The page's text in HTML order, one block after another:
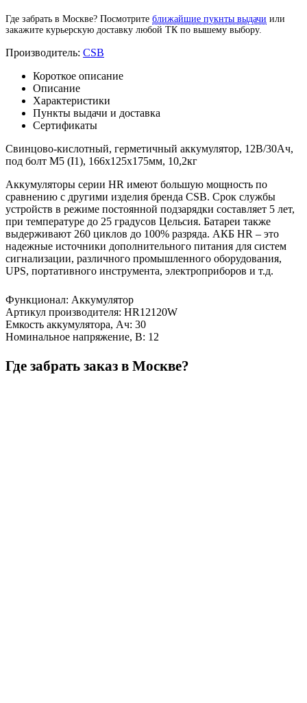
Где забрать в Москве? Посмотрите ближайшие пукнты выдачи или
закажите курьерскую доставку любой ТК по вышему выбору.
Производитель: CSB
Короткое описание
Описание
Характеристики
Пункты выдачи и доставка
Сертификаты
Свинцово-кислотный, герметичный аккумулятор, 12В/30Ач,
под болт М5 (I1), 166х125х175мм, 10,2кг
Аккумуляторы серии HR имеют большую мощность по
сравнению с другими изделия бренда CSB. Срок службы
устройств в режиме постоянной подзарядки составляет 5 лет,
при температуре до 25 градусов Цельсия. Батареи также
выдерживают 260 циклов до 100% разряда. АКБ HR – это
надежные источники дополнительного питания для систем
сигнализации, различного промышленного оборудования,
UPS, портативного инструмента, электроприборов и т.д.
Функционал: Аккумулятор
Артикул производителя: HR12120W
Емкость аккумулятора, Ач: 30
Номинальное напряжение, В: 12
Где забрать заказ в Москве?